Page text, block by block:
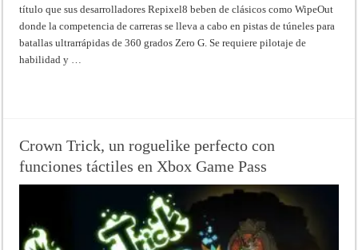
título que sus desarrolladores Repixel8 beben de clásicos como WipeOut
donde la competencia de carreras se lleva a cabo en pistas de túneles para
batallas ultrarrápidas de 360 grados Zero G. Se requiere pilotaje de
habilidad y …
Crown Trick, un roguelike perfecto con
funciones táctiles en Xbox Game Pass